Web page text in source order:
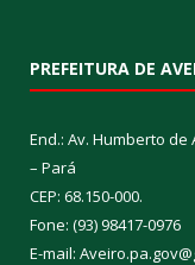
PREFEITURA DE
End.: Av. Humberto de
– Pará
CEP: 68.150-000.
Fone: (93) 98417-0976
E-mail: